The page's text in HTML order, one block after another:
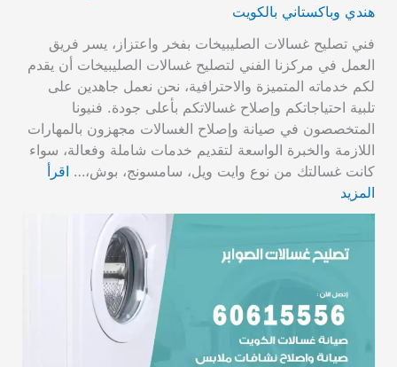
هندي وباكستاني بالكويت
فني تصليح غسالات الصليبيخات بفخر واعتزاز، يسر فريق
العمل في مركزنا الفني لتصليح غسالات الصليبيخات أن يقدم
لكم خدماته المتميزة والاحترافية، نحن نعمل جاهدين على
تلبية احتياجاتكم وإصلاح غسالاتكم بأعلى جودة. فنيونا
المتخصصون في صيانة وإصلاح الغسالات مجهزون بالمهارات
اللازمة والخبرة الواسعة لتقديم خدمات شاملة وفعالة، سواء
كانت غسالتك من نوع وايت ويل، سامسونج، بوش،… اقرأ
المزيد